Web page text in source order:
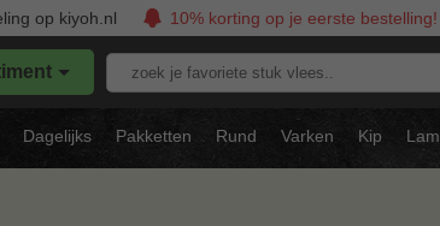
op kiyoh.nl 10% korting op je eerste bestelling!
Zoek
stuk
vlees..
Dagelijks Pakketten Rund Varken Kip Lam